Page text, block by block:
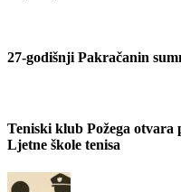
27-godišnji Pakračanin
Teniski klub Požega otvara
Ljetne škole tenisa